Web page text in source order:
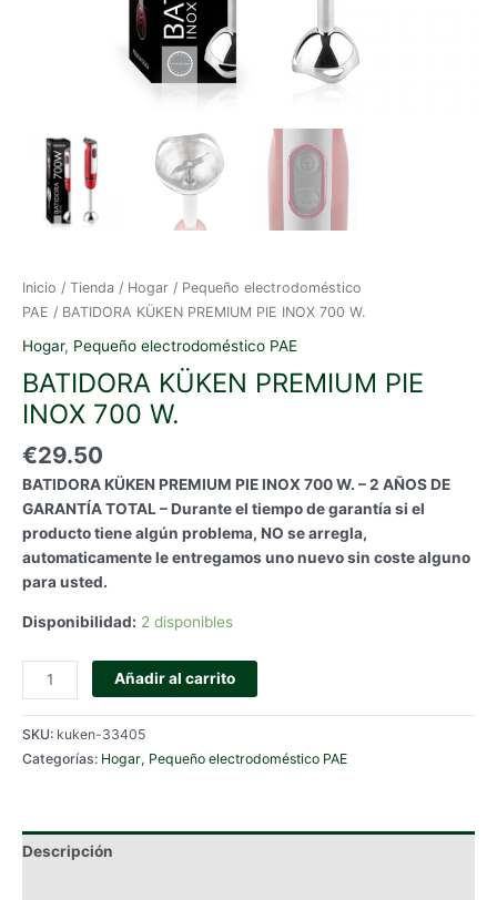
Inicio / Tienda / Hogar / Pequeño electrodoméstico
PAE / BATIDORA KÜKEN PREMIUM PIE INOX 700 W.
Hogar, Pequeño electrodoméstico PAE
BATIDORA KÜKEN PREMIUM PIE
INOX 700 W.
€29.50
BATIDORA KÜKEN PREMIUM PIE INOX 700 W. – 2 AÑOS DE
GARANTÍA TOTAL – Durante el tiempo de garantía si el
producto tiene algún problema, NO se arregla,
automaticamente le entregamos uno nuevo sin coste alguno
para usted.
Disponibilidad: 2 disponibles
BATIDORA
KÜKEN
PREMIUM
PIE
INOX
cantidad
Añadir al carrito
SKU: kuken-33405
Categorías: Hogar, Pequeño electrodoméstico PAE
Descripción